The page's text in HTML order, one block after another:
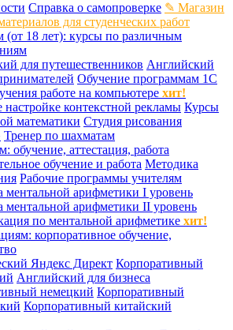
Справка о самопроверке ✎ Магазин
для студенческих работ
(от 18 лет): курсы по различным
для путешественников Английский
Обучение программам 1С
работе на компьютере хит!
настройке контекстной рекламы Курсы
математики Студия рисования
Тренер по шахматам
обучение, аттестация, работа
обучение и работа Методика
Рабочие программы учителям
ментальной арифметики I уровень
ментальной арифметики II уровень
по ментальной арифметике хит!
корпоративное обучение,
Яндекс Директ Корпоративный
Английский для бизнеса
немецкий Корпоративный
Корпоративный китайский